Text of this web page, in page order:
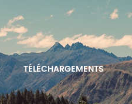
TÉLÉCHARGEMENTS